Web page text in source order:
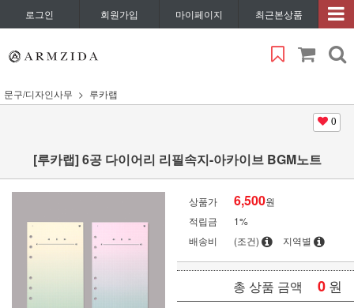
로그인 회원가입 마이페이지 최근본상품
문구/디자인사무 루카랩
0
[루카랩] 6공 다이어리 리필속지-아카이브 BGM노트
상품가 6,500원
적립금
1%
배송비
(조건) 지역별
총 상품 금액 0 원